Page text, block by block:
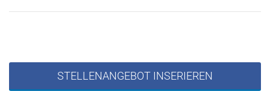
STELLENANGEBOT INSERIEREN